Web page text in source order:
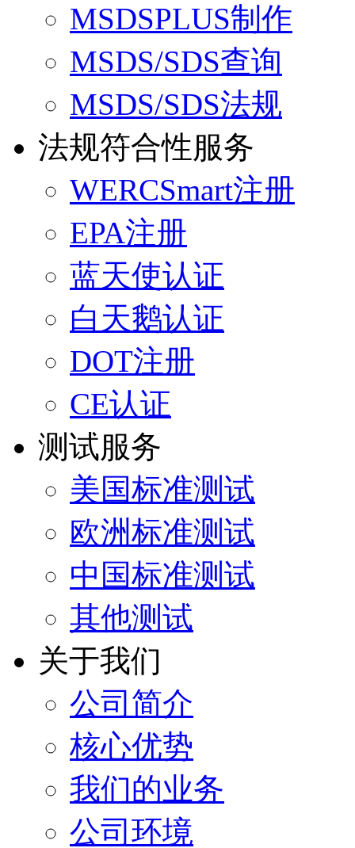
MSDSPLUS制作
MSDS/SDS查询
MSDS/SDS法规
法规符合性服务
WERCSmart注册
EPA注册
蓝天使认证
白天鹅认证
DOT注册
CE认证
测试服务
美国标准测试
欧洲标准测试
中国标准测试
其他测试
关于我们
公司简介
核心优势
我们的业务
公司环境